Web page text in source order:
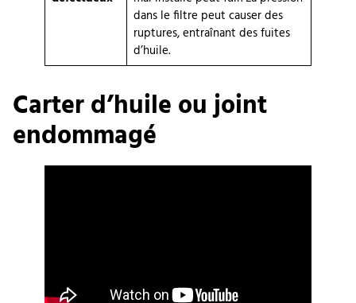
dans le filtre peut causer des
ruptures, entraînant des fuites
d’huile.
Carter d’huile ou joint
endommagé